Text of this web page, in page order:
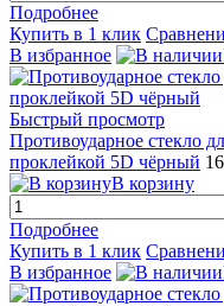
Подробнее
Купить в 1 клик
В избранное
Быстрый просмотр
Противоударное стекло
проклейкой 5D чёрный
В корзину
Подробнее
Купить в 1 клик
В избранное